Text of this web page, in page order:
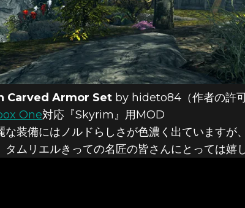
Carved Armor Set by hideto84（作者の許
One対応『Skyrim』用MOD
な装備にはノルドらしさが色濃く出ています
タムリエルきっての名匠の皆さんにとっては嬉